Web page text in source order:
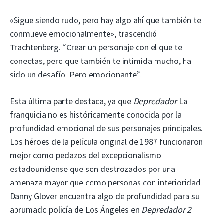
«Sigue siendo rudo, pero hay algo ahí que también te
conmueve emocionalmente», trascendió
Trachtenberg. “Crear un personaje con el que te
conectas, pero que también te intimida mucho, ha
sido un desafío. Pero emocionante”.
Esta última parte destaca, ya que DepredadorLa
franquicia no es históricamente conocida por la
profundidad emocional de sus personajes principales.
Los héroes de la película original de 1987 funcionaron
mejor como pedazos del excepcionalismo
estadounidense que son destrozados por una
amenaza mayor que como personas con interioridad.
Danny Glover encuentra algo de profundidad para su
abrumado policía de Los Ángeles en Depredador 2